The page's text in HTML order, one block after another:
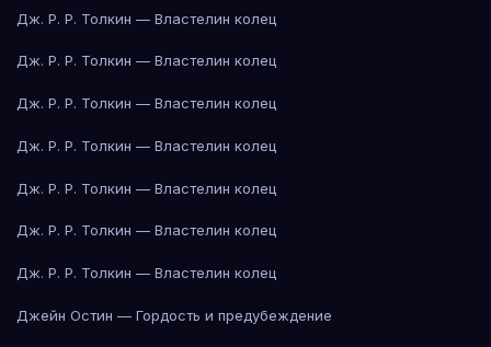
Дж. Р. Р. Толкин — Властелин колец
Дж. Р. Р. Толкин — Властелин колец
Дж. Р. Р. Толкин — Властелин колец
Дж. Р. Р. Толкин — Властелин колец
Дж. Р. Р. Толкин — Властелин колец
Дж. Р. Р. Толкин — Властелин колец
Дж. Р. Р. Толкин — Властелин колец
Джейн Остин — Гордость и предубеждение